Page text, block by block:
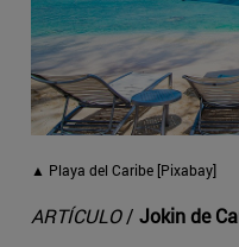
▲ Playa del Caribe [Pixabay]
ARTÍCULO/ Jokin de